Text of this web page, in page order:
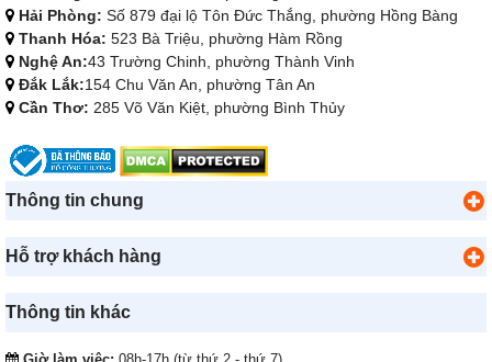
Hải Phòng: Số 879 đại lộ Tôn Đức Thắng, phường Hồng Bàng
Thanh Hóa: 523 Bà Triệu, phường Hàm Rồng
Nghệ An:43 Trường Chinh, phường Thành Vinh
Đắk Lắk:154 Chu Văn An, phường Tân An
Cần Thơ: 285 Võ Văn Kiệt, phường Bình Thủy
Thông tin chung
Hỗ trợ khách hàng
Thông tin khác